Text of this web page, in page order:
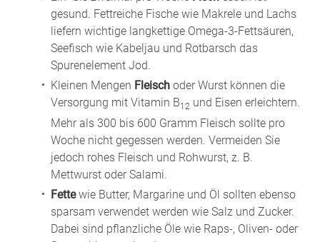
gesund. Fettreiche Fische wie Makrele und Lachs
liefern wichtige langkettige Omega-3-Fettsäuren,
Seefisch wie Kabeljau und Rotbarsch das
Spurenelement Jod.
Kleinen Mengen Fleisch oder Wurst können die
Versorgung mit Vitamin B12 und Eisen erleichtern.
Mehr als 300 bis 600 Gramm Fleisch sollte pro
Woche nicht gegessen werden. Vermeiden Sie
jedoch rohes Fleisch und Rohwurst, z. B.
Mettwurst oder Salami.
Fettewie Butter, Margarine und Öl sollten ebenso
sparsam verwendet werden wie Salz und Zucker.
Dabei sind pflanzliche Öle wie Raps-, Oliven- oder